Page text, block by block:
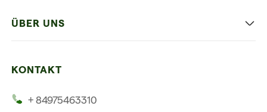
Die Beste Reise
Mehrere Länder
ÜBER UNS
KONTAKT
+ 84975463310